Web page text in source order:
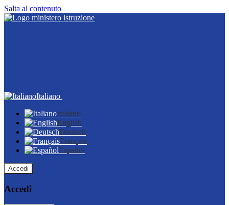
Salta al contenuto
Italiano
Italiano
English
Deutsch
Français
Español
Accedi
Accedi